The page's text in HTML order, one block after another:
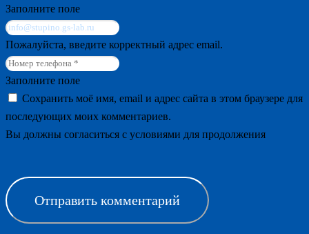
Заполните поле
Пожалуйста, введите корректный адрес email.
Заполните поле
Сохранить моё имя, email и адрес сайта в этом браузере для
последующих моих комментариев.
Вы должны согласиться с условиями для продолжения
Отправить комментарий